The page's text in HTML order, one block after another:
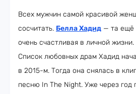
Всех мужчин самой красивой
сосчитать. Белла Хадид — та ещё
очень счастливая в личной жизни.
Список любовных драм Хадид
в 2015-м. Тогда она снялась в
песню In The Night. Уже через год